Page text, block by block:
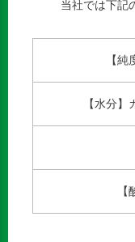
当社では下記
【
【水分